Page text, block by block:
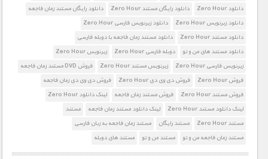
دانلود Zero Hour
دانلود رایگان مستند Zero Hour
دانلود رایگان مستند زمان فاجعه
دانلود زیرنویس Zero Hour
دانلود زیرنویس فارسی Zero Hour
دانلود مستند Zero Hour
دانلود مستند زمان فاجعه با دوبله فارسی
دانلود مستند های من و تو
دوبله فارسی Zero Hour
زیرنویس Zero Hour
زیرنویس فارسی Zero Hour
زیرنویس مستند Zero Hour
فروش DVD مستند زمان فاجعه
فروش Zero Hour
فروش دی وی دی Zero Hour
فروش دی وی دی زمان فاجعه
فروش مستند Zero Hour
فروش مستند زمان فاجعه
لینک دانلود Zero Hour
لینک دانلود مستند Zero Hour
لینک دانلود مستند زمان فاجعه
مستند
مستند Zero Hour
مستند رایگان
مستند زمان فاجعه به زبان فارسی
مستند زمان فاجعه من و تو
مستند من و تو مستند های دوبله